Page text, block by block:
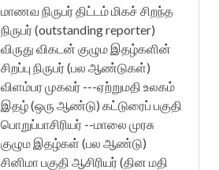
மாணவ நிருபர் திட்டம் மிகச் சிறந்த
நிருபர் (outstanding reporter)
விருது விகடன் குழும இதழ்களின்
சிறப்பு நிருபர் (பல ஆண்டுகள்)
விளம்பர முகவர் ---ஏற்றுமதி உலகம்
இதழ் (ஒரு ஆண்டு) கட்டுரைப் பகுதி
பொறுப்பாசிரியர் --மாலை முரசு
குழும இதழ்கள் (பல ஆண்டு)
சினிமா பகுதி ஆசிரியர் (தின மதி